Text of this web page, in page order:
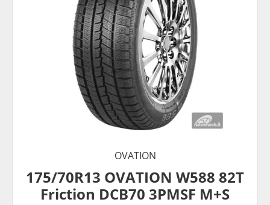
OVATION
175/70R13 OVATION W588 82T
Friction DCB70 3PMSF M+S